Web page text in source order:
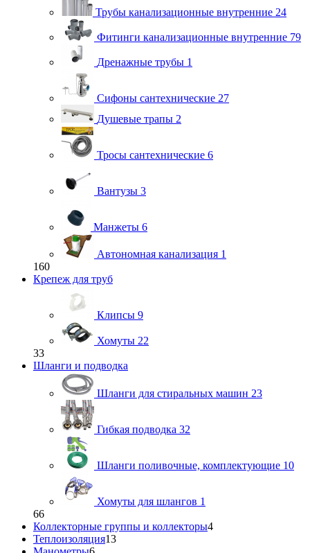
Трубы канализационные внутренние 24
Фитинги канализационные внутренние 79
Дренажные трубы 1
Сифоны сантехнические 27
Душевые трапы 2
Тросы сантехнические 6
Вантузы 3
Манжеты 6
Автономная канализация 1
160
Крепеж для труб
Клипсы 9
Хомуты 22
33
Шланги и подводка
Шланги для стиральных машин 23
Гибкая подводка 32
Шланги поливочные, комплектующие 10
Хомуты для шлангов 1
66
Коллекторные группы и коллекторы4
Теплоизоляция13